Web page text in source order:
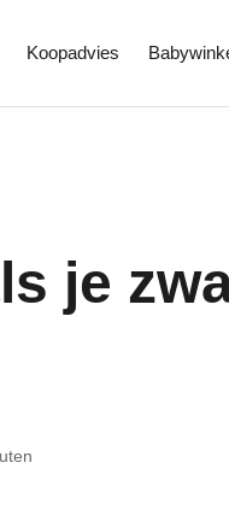
Koopadvies
je